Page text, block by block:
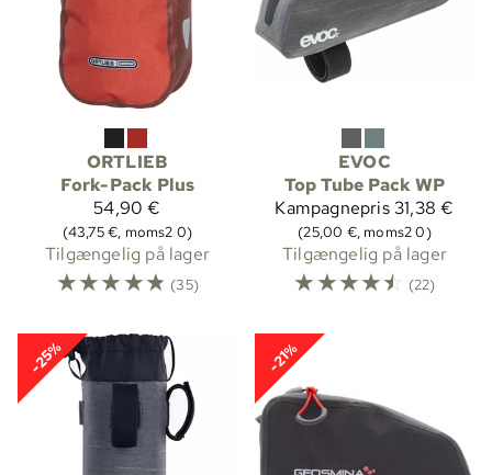
ORTLIEB
Fork-Pack Plus
54,90 €
(43,75 €, moms2 0)
Tilgængelig på lager
☆☆☆☆☆ (35)
EVOC
Top Tube Pack WP
Kampagnepris31,38 €
(25,00 €, moms2 0)
Tilgængelig på lager
☆☆☆☆☆ (22)
-25% -21%